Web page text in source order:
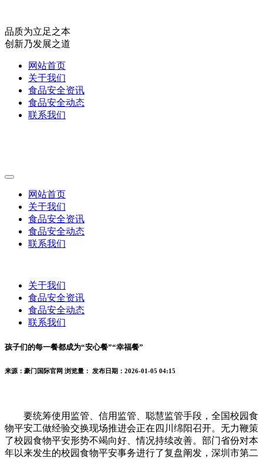
品质为立足之本
创新乃发展之道
网站首页
关于我们
食品安全资讯
食品安全动态
联系我们
网站首页
关于我们
食品安全资讯
食品安全动态
联系我们
关于我们
食品安全资讯
食品安全动态
联系我们
孩子们的每一餐都成为“安心餐”“幸福餐”
来源：豪门国际官网 浏览量： 发布日期：2026-01-05 04:15
要统筹使用监管、信用监管、聪慧监管手段，全国校园食
物平安工做经验交换现场推进会正在四川绵阳召开。无力鞭策
了校园食物平安形势不竭向好、情况持续改善。部门省份对本
年以来发生的校园食物平安事务进行了复盘阐发，深圳市第二